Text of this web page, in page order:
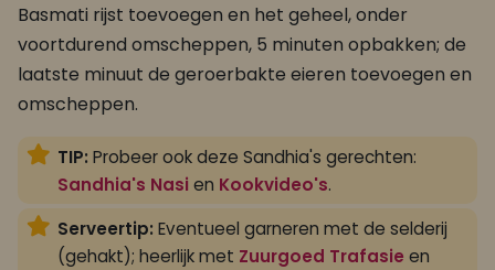
Basmati rijst toevoegen en het geheel, onder
voortdurend omscheppen, 5 minuten opbakken; de
laatste minuut de geroerbakte eieren toevoegen en
omscheppen.
TIP: Probeer ook deze Sandhia's gerechten:
Sandhia's Nasi en Kookvideo's.
Serveertip: Eventueel garneren met de selderij
(gehakt); heerlijk met Zuurgoed Trafasie en